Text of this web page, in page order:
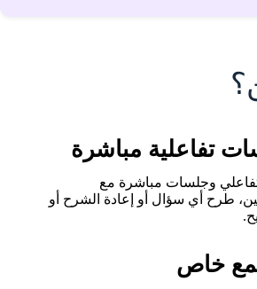
تفاعلية مباشرة
وجلسات مباشرة مع
طرح أي سؤال أو إعادة الشرح أو
خاص